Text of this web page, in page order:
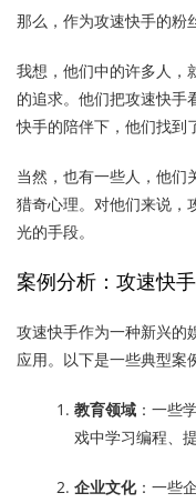
那么，作为攻速快手的粉
我想，他们中的许多人，
的追求。他们把攻速快手
快手的陪伴下，他们找到
当然，也有一些人，他们
猎奇心理。对他们来说，
光的手段。
案例分析：攻速快
攻速快手作为一种新兴的
应用。以下是一些典型案
教育领域 ：一些
戏中学习编程、
企业文化：一些